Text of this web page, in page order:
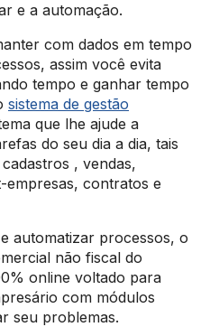
e a automação.
com dados em tempo
assim você evita
tempo e ganhar tempo
sistema de gestão
que lhe ajude a
do seu dia a dia, tais
, vendas,
contratos e
automatizar processos, o
não fiscal do
online voltado para
com módulos
seu problemas.